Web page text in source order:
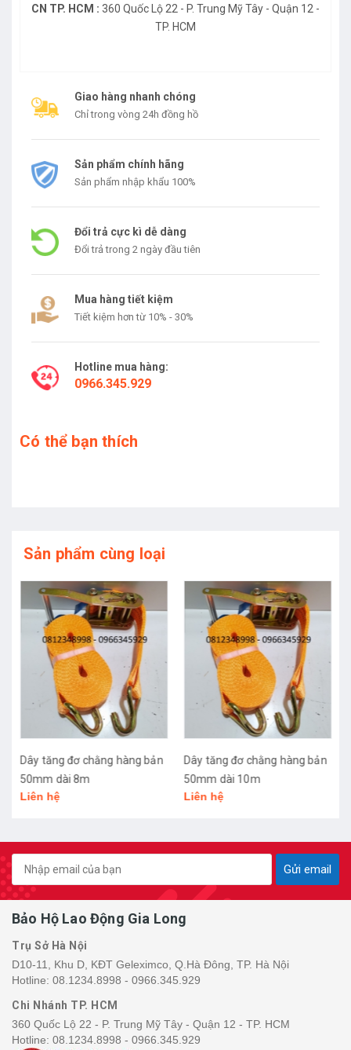
CN TP. HCM : 360 Quốc Lộ 22 - P. Trung Mỹ Tây - Quận 12 -
TP. HCM
Giao hàng nhanh chóng
Chỉ trong vòng 24h đồng hồ
Sản phẩm chính hãng
Sản phẩm nhập khẩu 100%
Đổi trả cực kì dễ dàng
Đổi trả trong 2 ngày đầu tiên
Mua hàng tiết kiệm
Tiết kiệm hơn từ 10% - 30%
Hotline mua hàng:
0966.345.929
Có thể bạn thích
Sản phẩm cùng loại
Dây tăng đơ chằng hàng bản
50mm dài 8m
Liên hệ
Dây tăng đơ chằng hàng bản
50mm dài 10m
Liên hệ
Gửi email
Bảo Hộ Lao Động Gia Long
Trụ Sở Hà Nội
D10-11, Khu D, KĐT Geleximco, Q.Hà Đông, TP. Hà Nội
Hotline: 08.1234.8998 - 0966.345.929
Chi Nhánh TP. HCM
360 Quốc Lộ 22 - P. Trung Mỹ Tây - Quận 12 - TP. HCM
Hotline: 08.1234.8998 - 0966.345.929